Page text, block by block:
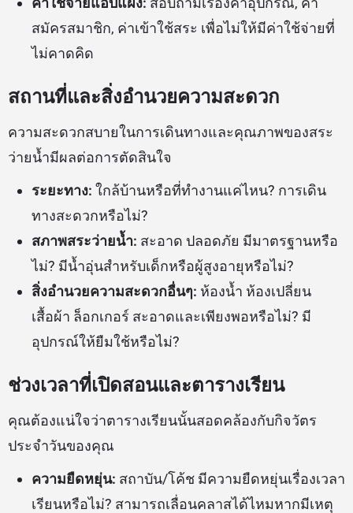
สมัครสมาชิก, ค่าเข้าใช้สระ เพื่อไม่ให้มีค่าใช้จ่ายที่
ไม่คาดคิด
สถานที่และสิ่งอำนวยความสะดวก
ความสะดวกสบายในการเดินทางและคุณภาพของสระ
ว่ายน้ำมีผลต่อการตัดสินใจ
ระยะทาง: ใกล้บ้านหรือที่ทำงานแค่ไหน? การเดิน
ทางสะดวกหรือไม่?
สภาพสระว่ายน้ำ: สะอาด ปลอดภัย มีมาตรฐานหรือ
ไม่? มีน้ำอุ่นสำหรับเด็กหรือผู้สูงอายุหรือไม่?
สิ่งอำนวยความสะดวกอื่นๆ: ห้องน้ำ ห้องเปลี่ยน
เสื้อผ้า ล็อกเกอร์ สะอาดและเพียงพอหรือไม่? มี
อุปกรณ์ให้ยืมใช้หรือไม่?
ช่วงเวลาที่เปิดสอนและตารางเรียน
คุณต้องแน่ใจว่าตารางเรียนนั้นสอดคล้องกับกิจวัตร
ประจำวันของคุณ
ความยืดหยุ่น: สถาบัน/โค้ช มีความยืดหยุ่นเรื่องเวลา
เรียนหรือไม่? สามารถเลื่อนคลาสได้ไหมหากมีเหตุ